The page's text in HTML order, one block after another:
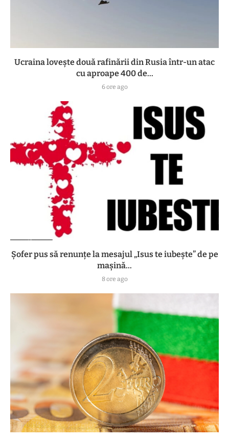
Ucraina lovește două rafinării din Rusia într-un atac
cu aproape 400 de...
6 ore ago
Șofer pus să renunțe la mesajul „Isus te iubește” de pe
mașină...
8 ore ago